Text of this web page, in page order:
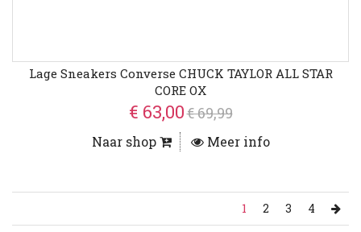
Lage Sneakers Converse CHUCK TAYLOR ALL STAR
CORE OX
€ 63,00€ 69,99
Naar shop Meer info
1 2 3 4